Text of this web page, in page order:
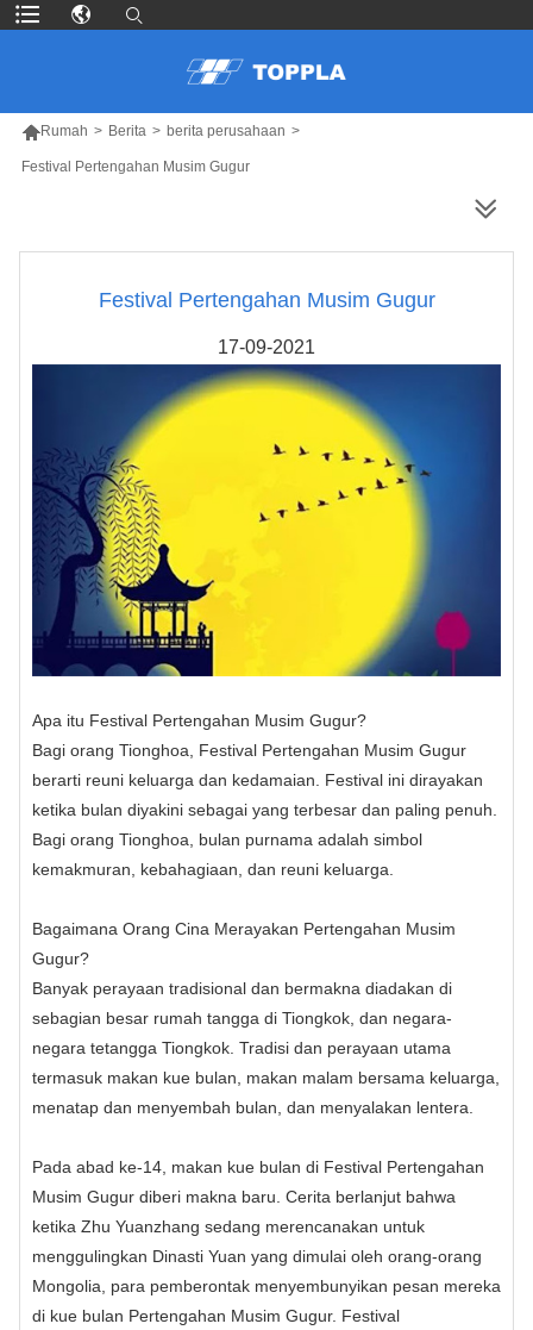
Rumah > Berita > berita perusahaan >
Festival Pertengahan Musim Gugur
Festival Pertengahan Musim Gugur
17-09-2021
Apa itu Festival Pertengahan Musim Gugur?
Bagi orang Tionghoa, Festival Pertengahan Musim Gugur
berarti reuni keluarga dan kedamaian. Festival ini dirayakan
ketika bulan diyakini sebagai yang terbesar dan paling penuh.
Bagi orang Tionghoa, bulan purnama adalah simbol
kemakmuran, kebahagiaan, dan reuni keluarga.
Bagaimana Orang Cina Merayakan Pertengahan Musim
Gugur?
Banyak perayaan tradisional dan bermakna diadakan di
sebagian besar rumah tangga di Tiongkok, dan negara-
negara tetangga Tiongkok. Tradisi dan perayaan utama
termasuk makan kue bulan, makan malam bersama keluarga,
menatap dan menyembah bulan, dan menyalakan lentera.
Pada abad ke-14, makan kue bulan di Festival Pertengahan
Musim Gugur diberi makna baru. Cerita berlanjut bahwa
ketika Zhu Yuanzhang sedang merencanakan untuk
menggulingkan Dinasti Yuan yang dimulai oleh orang-orang
Mongolia, para pemberontak menyembunyikan pesan mereka
di kue bulan Pertengahan Musim Gugur. Festival